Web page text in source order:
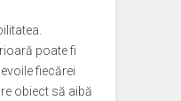
poate fi
fiecărei
obiect să aibă